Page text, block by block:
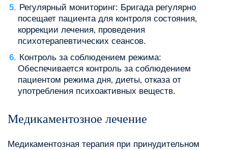
Регулярный мониторинг: Бригада регулярно
посещает пациента для контроля состояния‚
коррекции лечения‚ проведения
психотерапевтических сеансов.
Контроль за соблюдением режима:
Обеспечивается контроль за соблюдением
пациентом режима дня‚ диеты‚ отказа от
употребления психоактивных веществ.
Медикаментозное лечение
Медикаментозная терапия при принудительном